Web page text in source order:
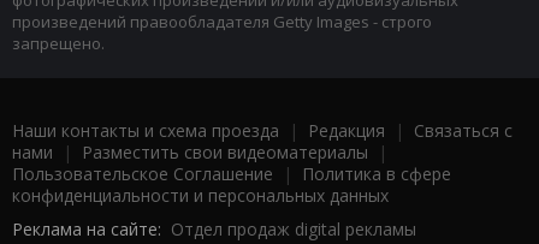
произведений правообладателя Getty Images - строго
запрещено.
Наши контакты и схема проезда | Редакция | Связаться с
нами | Разместить свои видеоматериалы |
Пользовательское Соглашение |
Политика в сфере
конфиденциальности и персональных данных
Реклама на сайте: Отдел продаж digital рекламы